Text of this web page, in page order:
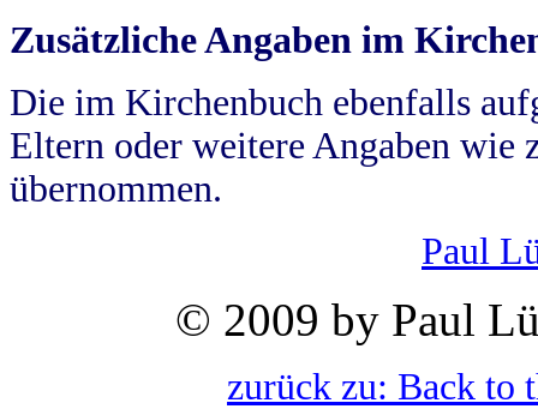
Zusätzliche Angaben im
Die im Kirchenbuch ebenfalls
Eltern oder weitere Angaben wie
übernommen.
Paul
© 2009 by Paul
zurück zu: Back to